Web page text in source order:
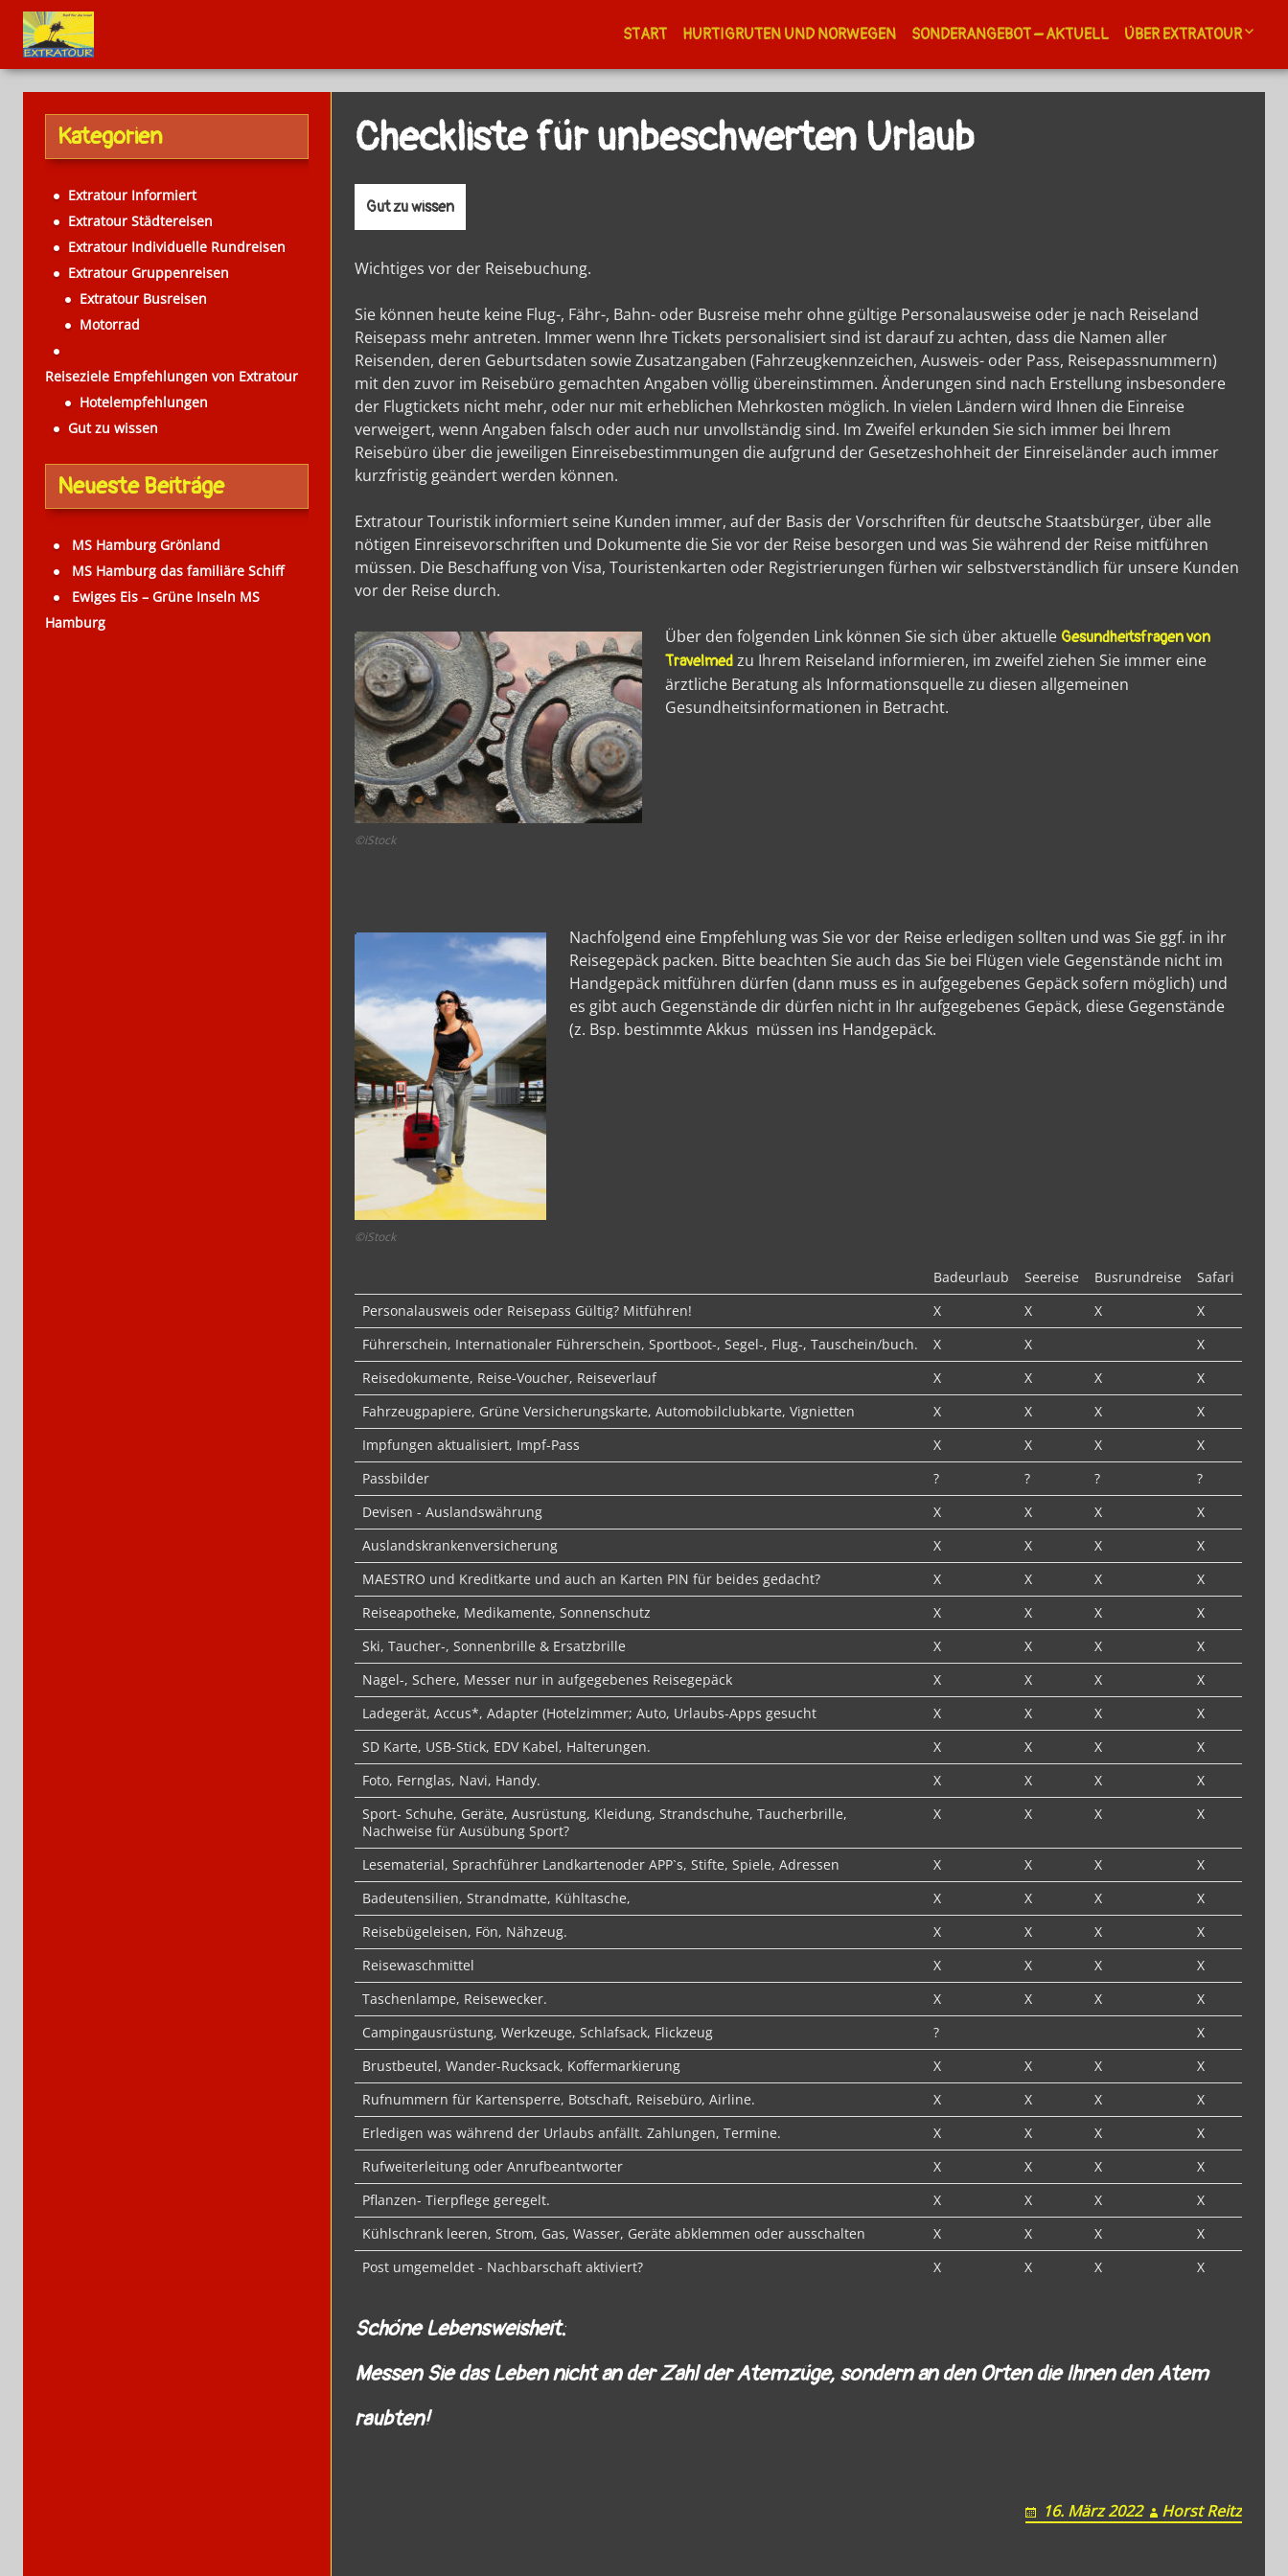
START HURTIGRUTEN UND NORWEGEN SONDERANGEBOT – AKTUELL ÜBER EXTRATOUR
Kontakt
Extratour Informiert
Auslandskenntnisse
Weiterbildung
Reiseführer
Checkliste für unbeschwerten Urlaub
Gut zu wissen
Wichtiges vor der Reisebuchung.
Sie können heute keine Flug-, Fähr-, Bahn- oder Busreise mehr ohne gültige Personalausweise oder je nach Reiseland
Reisepass mehr antreten. Immer wenn Ihre Tickets personalisiert sind ist darauf zu achten, dass die Namen aller
Reisenden, deren Geburtsdaten sowie Zusatzangaben (Fahrzeugkennzeichen, Ausweis- oder Pass, Reisepassnummern)
mit den zuvor im Reisebüro gemachten Angaben völlig übereinstimmen. Änderungen sind nach Erstellung insbesondere
der Flugtickets nicht mehr, oder nur mit erheblichen Mehrkosten möglich. In vielen Ländern wird Ihnen die Einreise
verweigert, wenn Angaben falsch oder auch nur unvollständig sind. Im Zweifel erkunden Sie sich immer bei Ihrem
Reisebüro über die jeweiligen Einreisebestimmungen die aufgrund der Gesetzeshohheit der Einreiseländer auch immer
kurzfristig geändert werden können.
Extratour Touristik informiert seine Kunden immer, auf der Basis der Vorschriften für deutsche Staatsbürger, über alle
nötigen Einreisevorschriften und Dokumente die Sie vor der Reise besorgen und was Sie während der Reise mitführen
müssen. Die Beschaffung von Visa, Touristenkarten oder Registrierungen fürhen wir selbstverständlich für unsere Kunden
vor der Reise durch.
©iStock
Über den folgenden Link können Sie sich über aktuelle Gesundheitsfragen von
Travelmedzu Ihrem Reiseland informieren, im zweifel ziehen Sie immer eine
ärztliche Beratung als Informationsquelle zu diesen allgemeinen
Gesundheitsinformationen in Betracht.
©iStock
Nachfolgend eine Empfehlung was Sie vor der Reise erledigen sollten und was Sie ggf. in ihr
Reisegepäck packen. Bitte beachten Sie auch das Sie bei Flügen viele Gegenstände nicht im
Handgepäck mitführen dürfen (dann muss es in aufgegebenes Gepäck sofern möglich) und
es gibt auch Gegenstände dir dürfen nicht in Ihr aufgegebenes Gepäck, diese Gegenstände
(z. Bsp. bestimmte Akkus müssen ins Handgepäck.
Badeurlaub Seereise Busrundreise
Safari
Personalausweis oder Reisepass Gültig? Mitführen!
X X X
X
Führerschein, Internationaler Führerschein, Sportboot-, Segel-, Flug-, Tauschein/buch.
X X
X
Reisedokumente, Reise-Voucher, Reiseverlauf
X X X
X
Fahrzeugpapiere, Grüne Versicherungskarte, Automobilclubkarte, Vignietten
X X X
X
Impfungen aktualisiert, Impf-Pass
X X X
X
Passbilder
? ? ?
?
Devisen - Auslandswährung
X X X
X
Auslandskrankenversicherung
X X X
X
MAESTRO und Kreditkarte und auch an Karten PIN für beides gedacht?
X X X
X
Reiseapotheke, Medikamente, Sonnenschutz
X X X
X
Ski, Taucher-, Sonnenbrille & Ersatzbrille
X X X
X
Nagel-, Schere, Messer nur in aufgegebenes Reisegepäck
X X X
X
Ladegerät, Accus*, Adapter (Hotelzimmer; Auto, Urlaubs-Apps gesucht
X X X
X
SD Karte, USB-Stick, EDV Kabel, Halterungen.
X X X
X
Foto, Fernglas, Navi, Handy.
X X X
X
Sport- Schuhe, Geräte, Ausrüstung, Kleidung, Strandschuhe, Taucherbrille,
Nachweise für Ausübung Sport?
X X X X
Lesematerial, Sprachführer Landkartenoder APP`s, Stifte, Spiele, Adressen X X X
X
Badeutensilien, Strandmatte, Kühltasche,
X X X
X
Reisebügeleisen, Fön, Nähzeug.
X X X
X
Reisewaschmittel
X X X
X
Taschenlampe, Reisewecker.
X X X
X
Campingausrüstung, Werkzeuge, Schlafsack, Flickzeug
?
X
Brustbeutel, Wander-Rucksack, Koffermarkierung
X X X
X
Rufnummern für Kartensperre, Botschaft, Reisebüro, Airline.
X X X
X
Erledigen was während der Urlaubs anfällt. Zahlungen, Termine.
X X X
X
Rufweiterleitung oder Anrufbeantworter
X X X
X
Pflanzen- Tierpflege geregelt.
X X X
X
Kühlschrank leeren, Strom, Gas, Wasser, Geräte abklemmen oder ausschalten
X X X
X
Post umgemeldet - Nachbarschaft aktiviert?
X X X X
Schöne Lebensweisheit:
Messen Sie das Leben nicht an der Zahl der Atemzüge, sondern an den Orten die Ihnen den Atem
raubten!
16. März 2022 Horst Reitz
Kategorien
Extratour Informiert
Extratour Städtereisen
Extratour Individuelle Rundreisen
Extratour Gruppenreisen
Extratour Busreisen
Motorrad
Reiseziele Empfehlungen von Extratour
Hotelempfehlungen
Gut zu wissen
Neueste Beiträge
MS Hamburg Grönland
MS Hamburg das familiäre Schiff
Ewiges Eis – Grüne Inseln MS
Hamburg